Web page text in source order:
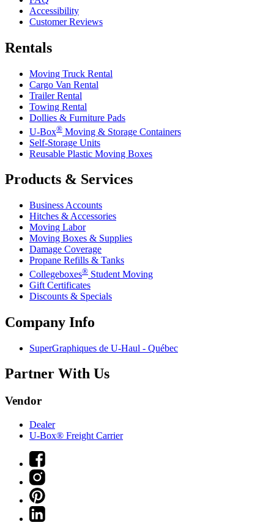
Accessibility
Customer Reviews
Rentals
Moving Truck Rental
Cargo Van Rental
Trailer Rental
Towing Rental
Dollies & Furniture Pads
U-Box® Moving & Storage Containers
Self-Storage Units
Reusable Plastic Moving Boxes
Products & Services
Business Accounts
Hitches & Accessories
Moving Labor
Moving Boxes & Supplies
Damage Coverage
Propane Refills & Tanks
Collegeboxes® Student Moving
Gift Certificates
Discounts & Specials
Company Info
SuperGraphiques de U-Haul - Québec
Partner With Us
Vendor
Dealer
U-Box® Freight Carrier